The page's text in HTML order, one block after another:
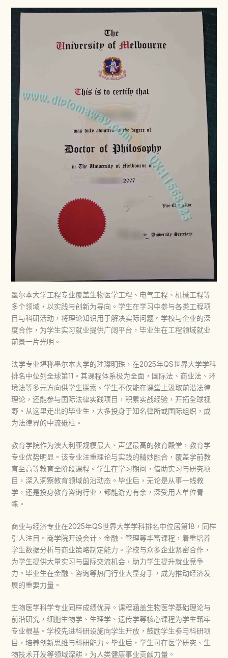
墨尔本大学工程专业覆盖生物医学工程、电气工程、机械工程等
多个领域，以实践与创新为导向。学生在学习中参与各类工程项
目与科研活动，将理论知识用于解决实际问题。学校与企业的深
度合作，为学生实习就业提供广阔平台，毕业生在工程领域就业
前景一片光明。
法学专业堪称墨尔本大学的璀璨明珠，在2025年QS世界大学学科
排名中位列全球第11。其课程体系极为全面，国际法、商业法、环
境法等多元方向供学生探索。学生不仅能在课堂上汲取前沿法律
理论，还能参与国际法律实践项目，积累实战经验，开拓全球视
野。从这里走出的毕业生，大多投身于知名律所或国际组织，成
为法律界的中流砥柱。
教育学院作为澳大利亚规模最大、声望最高的教育殿堂，教育学
专业优势明显。该专业注重理论与实践的精妙融合，覆盖学前教
育至高等教育全阶段课程。学生在学习期间，借助实习与研究项
目，深入洞察教育领域前沿动态。毕业后，无论是从事一线教
学，还是投身教育咨询行业，都能游刃有余，深受用人单位青
睐。
商业与经济专业在2025年QS世界大学学科排名中位居第18，同样
引人注目。商学院开设会计、金融、管理等丰富课程，着重培养
学生数据分析与商业策略制定能力。学校与众多企业紧密合作，
为学生提供大量实习与国际交流机会，助力学生提升就业竞争
力。毕业生在金融、咨询等热门行业大显身手，成为推动经济发
展的重要力量。
生物医学科学专业同样成绩优异。课程涵盖生物医学基础理论与
前沿研究，细胞生物学、生理学、遗传学等核心课程为学生筑牢
专业根基。学校先进科研设施向学生开放，鼓励学生参与科研项
目，培养创新思维与科研能力。毕业后，学生可在医学研究、生
物技术开发等领域深耕，为人类健康事业贡献力量。